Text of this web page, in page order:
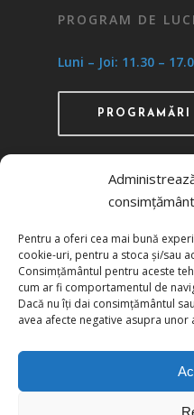
Pentru a oferi cea mai bună
cookie-uri, pentru a stoca și/sau
Consimțământul pentru aceste
cum ar fi comportamentul de
Dacă nu îți dai consimțământul
avea afecte negative asupra
PROGRAM DE
Luni – Joi: 11.30 –
prin HG 1242/
634/06.12.2000
Politica de
Politica de cookies